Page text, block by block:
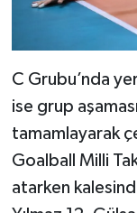
C Grubu’nda
ise grup
tamamlayarak
Goalball Milli
atarken